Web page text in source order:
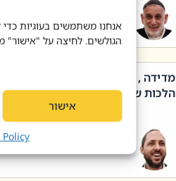
אנחנו משתמשים בעוגיות
הגולשים. לחיצה על "אישור"
אישור
Policy
מדידה , קניה , שטיפת כלים בשבת –
הלכות שבת – סימן שכג